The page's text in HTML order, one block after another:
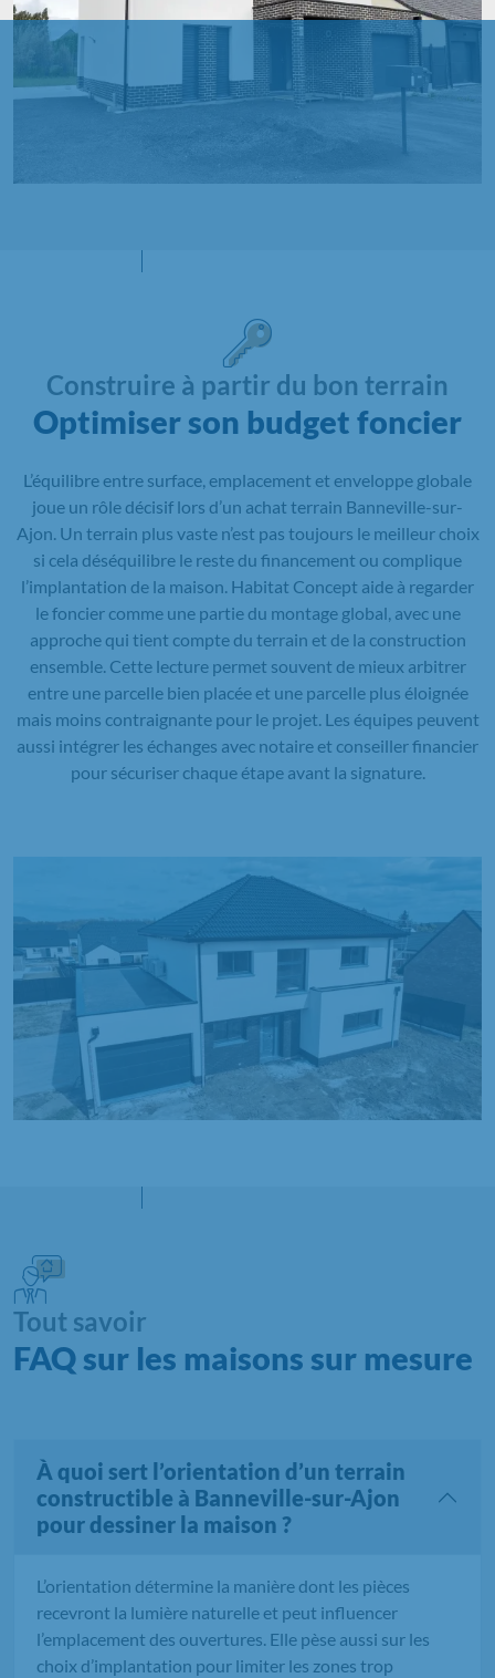
Construire à partir du bon terrain
Optimiser son budget foncier
L’équilibre entre surface, emplacement et enveloppe globale
joue un rôle décisif lors d’un achat terrain Banneville-sur-
Ajon. Un terrain plus vaste n’est pas toujours le meilleur choix
si cela déséquilibre le reste du financement ou complique
l’implantation de la maison. Habitat Concept aide à regarder
le foncier comme une partie du montage global, avec une
approche qui tient compte du terrain et de la construction
ensemble. Cette lecture permet souvent de mieux arbitrer
entre une parcelle bien placée et une parcelle plus éloignée
mais moins contraignante pour le projet. Les équipes peuvent
aussi intégrer les échanges avec notaire et conseiller financier
pour sécuriser chaque étape avant la signature.
Tout savoir
FAQ sur les maisons sur mesure
À quoi sert l’orientation d’un terrain
constructible à Banneville-sur-Ajon
pour dessiner la maison ?
L’orientation détermine la manière dont les pièces
recevront la lumière naturelle et peut influencer
l’emplacement des ouvertures. Elle pèse aussi sur les
choix d’implantation pour limiter les zones trop